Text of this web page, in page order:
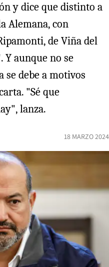
y dice que distinto a
Alemana, con
de Viña del
aunque no se
se debe a motivos
"Sé que
lanza.
18 MARZO 2024